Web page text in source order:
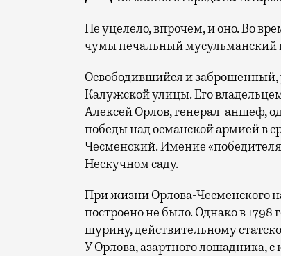
Не уцелело, впрочем, и оно. Во
чумы печальный мусульманский
Освободившийся и заброшенный,
Калужской улицы. Его
Алексей Орлов, генерал-аншеф,
победы над османской армией в
Чесменский. Имение
Нескучном саду.
При жизни Орлова-Чесменского
построено не было. Однако в
шурину, действительному
У Орлова, азартного лошадника,